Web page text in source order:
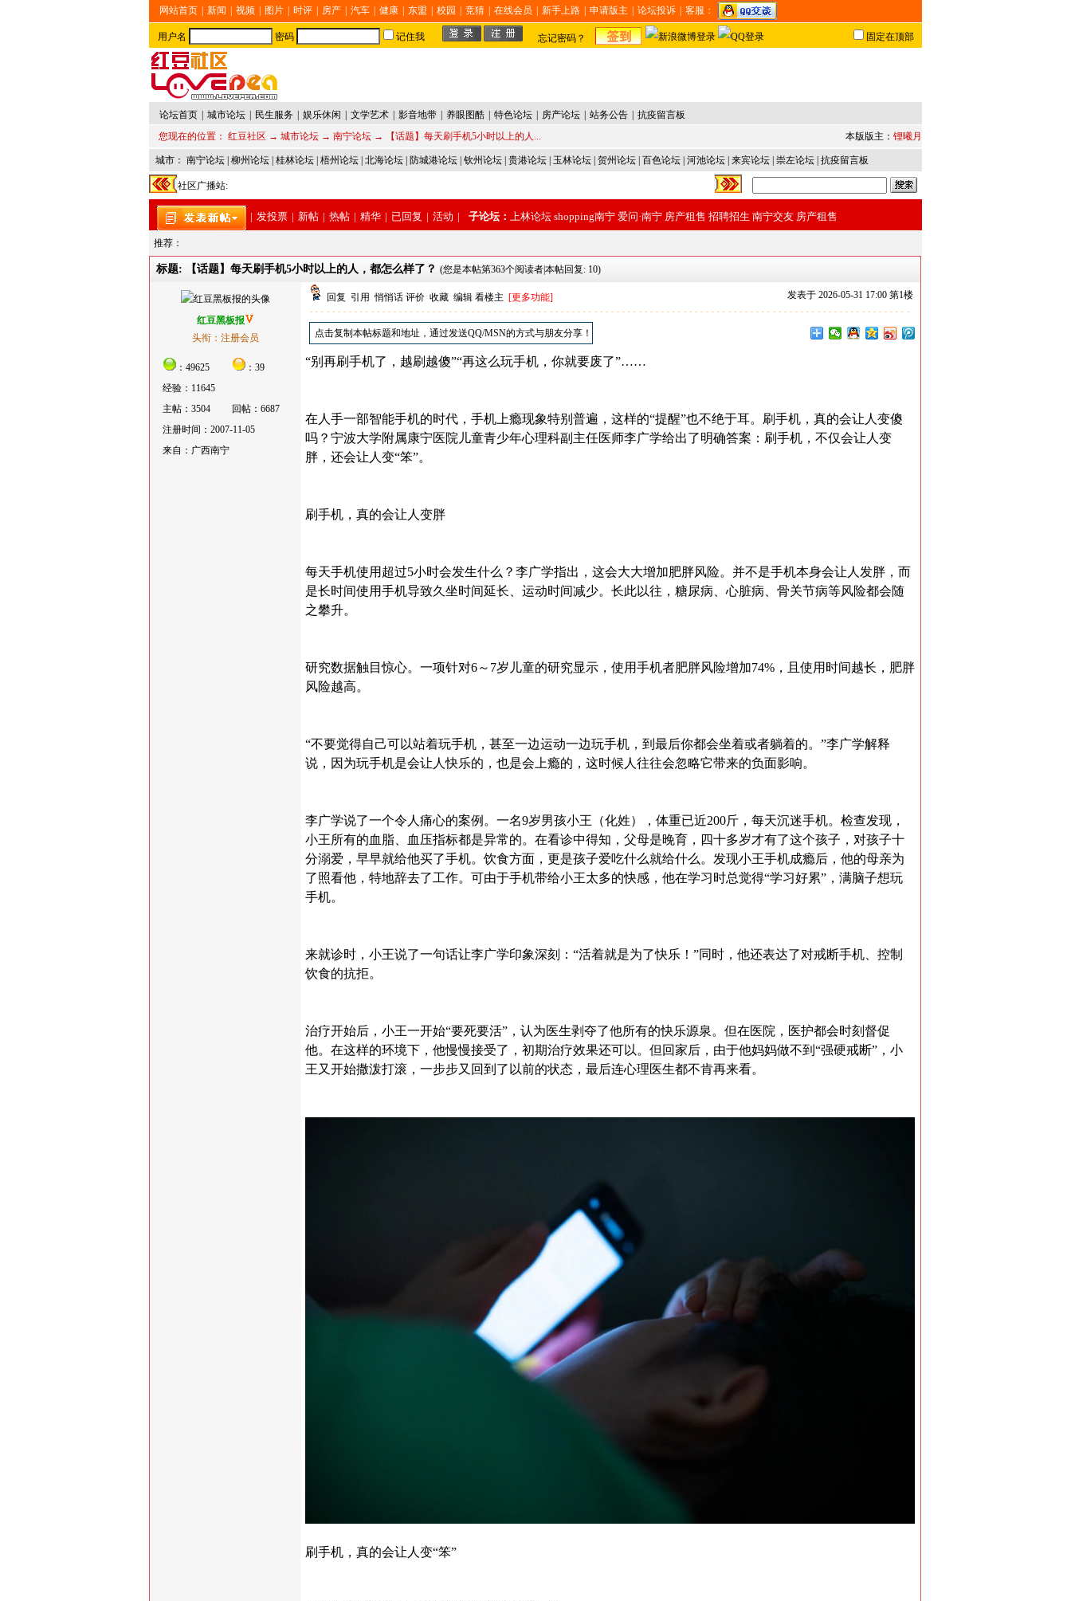
网站首页 新闻 视频 图片 时评 房产 汽车 健康 东盟 校园 竞猜 在线会员 新手上路 申请版主 论坛投诉 客服：
用户名 密码 记住我 忘记密码？ 固定在顶部
论坛首页 城市论坛 民生服务 娱乐休闲 文学艺术 影音地带 养眼图酷 特色论坛 房产论坛 站务公告
抗疫留言板
您现在的位置： 红豆社区 → 城市论坛 → 南宁论坛 → 【话题】每天刷手机5小时以上的人... 本版版主： 锂曦月
城市： 南宁论坛 柳州论坛 桂林论坛 梧州论坛 北海论坛 防城港论坛 钦州论坛 贵港论坛 玉林论坛 贺州论坛 百色论坛 河池论坛 来宾论坛 崇左论坛 抗疫留言板
社区广播站:
| 发投票 | 新帖 | 热帖 | 精华 | 已回复 | 活动 | 子论坛： 上林论坛 shopping南宁 爱问·南宁 房产租售 招聘招生 南宁交友 房产租售
推荐：
标题: 【话题】每天刷手机5小时以上的人，都怎么样了？ (您是本帖第363个阅读者|本帖回复: 10)
红豆黑板报
头衔：注册会员
：49625
：39
经验：11645
主帖：3504
回帖：6687
注册时间：2007-11-05
来自：广西南宁
回复 引用 悄悄话 评价 收藏 编辑 看楼主 [更多功能] 发表于 2026-05-31 17:00 第1楼
点击复制本帖标题和地址，通过发送QQ/MSN的方式与朋友分享！
“别再刷手机了，越刷越傻”“再这么玩手机，你就要废了”……
在人手一部智能手机的时代，手机上瘾现象特别普遍，这样的“提醒”也不绝于耳。刷手机，真的会让人变傻
吗？宁波大学附属康宁医院儿童青少年心理科副主任医师李广学给出了明确答案：刷手机，不仅会让人变
胖，还会让人变“笨”。
刷手机，真的会让人变胖
每天手机使用超过5小时会发生什么？李广学指出，这会大大增加肥胖风险。并不是手机本身会让人发胖，而
是长时间使用手机导致久坐时间延长、运动时间减少。长此以往，糖尿病、心脏病、骨关节病等风险都会随
之攀升。
研究数据触目惊心。一项针对6～7岁儿童的研究显示，使用手机者肥胖风险增加74%，且使用时间越长，肥胖
风险越高。
“不要觉得自己可以站着玩手机，甚至一边运动一边玩手机，到最后你都会坐着或者躺着的。”李广学解释
说，因为玩手机是会让人快乐的，也是会上瘾的，这时候人往往会忽略它带来的负面影响。
李广学说了一个令人痛心的案例。一名9岁男孩小王（化姓），体重已近200斤，每天沉迷手机。检查发现，
小王所有的血脂、血压指标都是异常的。在看诊中得知，父母是晚育，四十多岁才有了这个孩子，对孩子十
分溺爱，早早就给他买了手机。饮食方面，更是孩子爱吃什么就给什么。发现小王手机成瘾后，他的母亲为
了照看他，特地辞去了工作。可由于手机带给小王太多的快感，他在学习时总觉得“学习好累”，满脑子想玩
手机。
来就诊时，小王说了一句话让李广学印象深刻：“活着就是为了快乐！”同时，他还表达了对戒断手机、控制
饮食的抗拒。
治疗开始后，小王一开始“要死要活”，认为医生剥夺了他所有的快乐源泉。但在医院，医护都会时刻督促
他。在这样的环境下，他慢慢接受了，初期治疗效果还可以。但回家后，由于他妈妈做不到“强硬戒断”，小
王又开始撒泼打滚，一步步又回到了以前的状态，最后连心理医生都不肯再来看。
刷手机，真的会让人变“笨”